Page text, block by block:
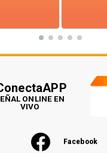
Facebook
ONLINE EN
VIVO